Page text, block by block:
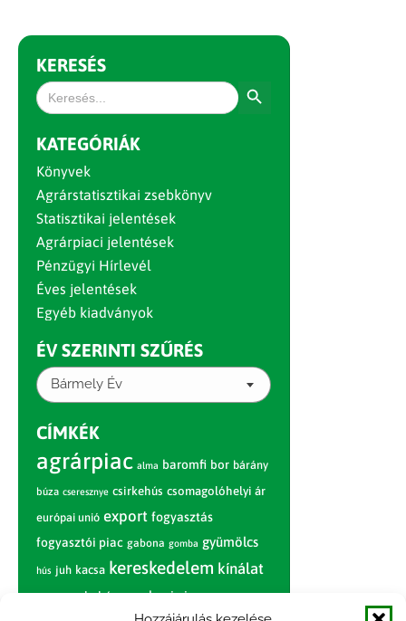
KERESÉS
Search
for:
KATEGÓRIÁK
Könyvek
Agrárstatisztikai zsebkönyv
Statisztikai jelentések
Agrárpiaci jelentések
Pénzügyi Hírlevél
Éves jelentések
Egyéb kiadványok
ÉV SZERINTI SZŰRÉS
Bármely Év
CÍMKÉK
agrárpiac alma baromfi bor bárány
búza cseresznye csirkehús csomagolóhelyi ár
európai unió export fogyasztás
fogyasztói piac gabona gomba gyümölcs
hús juh kacsa kereskedelem kínálat
körte marhahús nagybani piac narancs